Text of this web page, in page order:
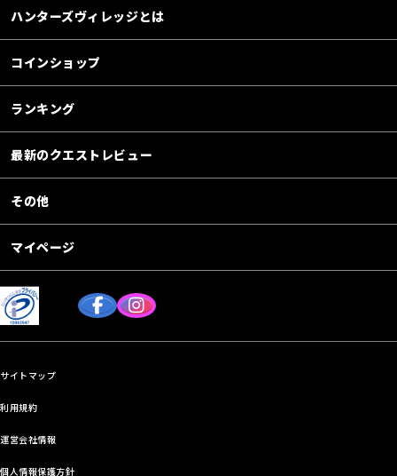
ハンターズヴィレッジとは
コインショップ
ランキング
最新のクエストレビュー
その他
マイページ
サイトマップ
利用規約
運営会社情報
個人情報保護方針